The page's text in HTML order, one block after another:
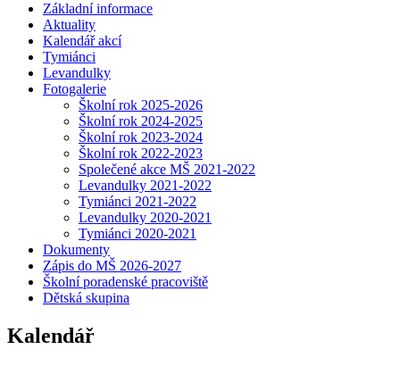
Základní informace
Aktuality
Kalendář akcí
Tymiánci
Levandulky
Fotogalerie
Školní rok 2025-2026
Školní rok 2024-2025
Školní rok 2023-2024
Školní rok 2022-2023
Společené akce MŠ 2021-2022
Levandulky 2021-2022
Tymiánci 2021-2022
Levandulky 2020-2021
Tymiánci 2020-2021
Dokumenty
Zápis do MŠ 2026-2027
Školní poradenské pracoviště
Dětská skupina
Kalendář